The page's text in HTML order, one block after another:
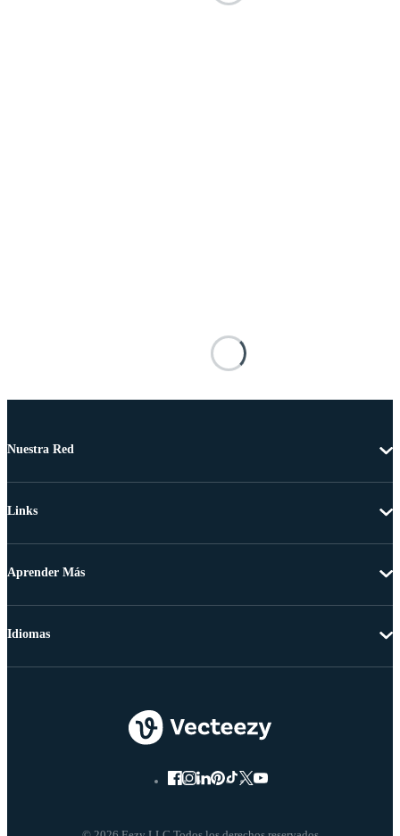
Nuestra Red
Links
Aprender Más
Idiomas